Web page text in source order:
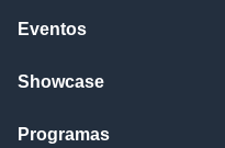
Eventos
Showcase
Programas